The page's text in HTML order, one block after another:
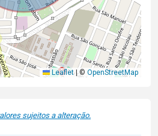
Leaflet |© OpenStreetMap
sujeitos a alteração.